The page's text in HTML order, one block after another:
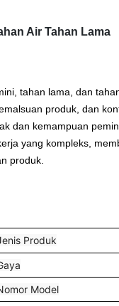
Air Tahan Lama
tahan lama, dan
produk, dan
dan kemampuan
yang kompleks,
produk.
Produk
Model